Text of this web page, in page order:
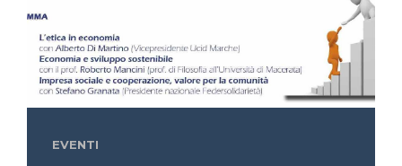
EVENTI